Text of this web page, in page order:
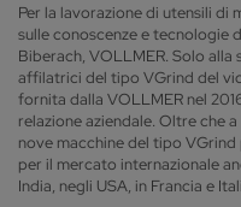
Per la lavorazione di utensili di
sulle conoscenze e tecnologie
Biberach, VOLLMER. Solo alla
affilatrici del tipo VGrind del
fornita dalla VOLLMER nel
relazione aziendale. Oltre che
nove macchine del tipo
per il mercato internazionale
India, negli USA, in Francia e